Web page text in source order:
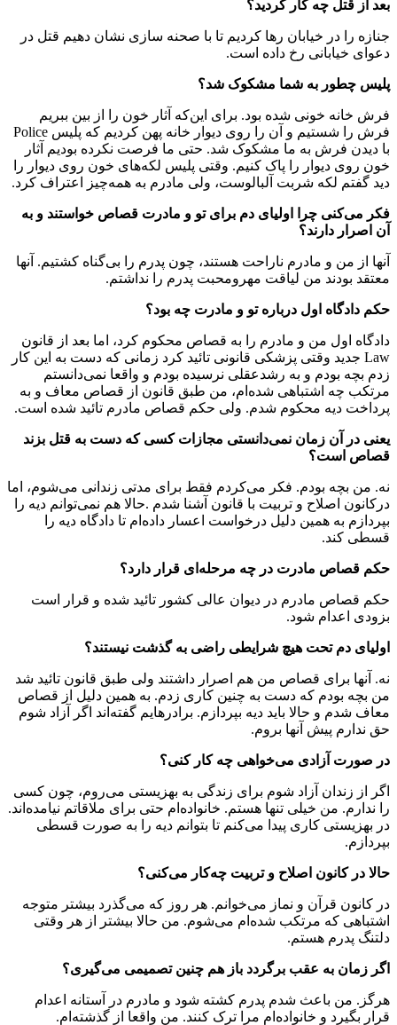
بعد از قتل چه کار کردید؟
جنازه را در خیابان رها کردیم تا با صحنه سازی نشان دهیم قتل در
دعوای خیابانی رخ داده است.
پلیس چطور به شما مشکوک شد؟
فرش خانه خونی شده بود. برای این‌که آثار خون را از بین ببریم
فرش را شستیم و آن را روی دیوار خانه پهن کردیم که پلیس Police
با دیدن فرش به ما مشکوک شد. حتی ما فرصت نکرده بودیم آثار
خون روی دیوار را پاک کنیم. وقتی پلیس لکه‌های خون روی دیوار را
دید گفتم لکه شربت آلبالوست، ولی مادرم به همه‌چیز اعتراف کرد.
فکر می‌کنی چرا اولیای دم برای تو و مادرت قصاص خواستند و به
آن اصرار دارند؟
آنها از من و مادرم ناراحت هستند، چون پدرم را بی‌گناه کشتیم. آنها
معتقد بودند من لیاقت مهرومحبت پدرم را نداشتم.
حکم دادگاه اول درباره تو و مادرت چه بود؟
دادگاه اول من و مادرم را به قصاص محکوم کرد، اما بعد از قانون
Law جدید وقتی پزشکی قانونی تائید کرد زمانی که دست به این کار
زدم بچه بودم و به رشدعقلی نرسیده بودم و واقعا نمی‌دانستم
مرتکب چه اشتباهی شده‌ام، من طبق قانون از قصاص معاف و به
پرداخت دیه محکوم شدم. ولی حکم قصاص مادرم تائید شده است.
یعنی در آن زمان نمی‌دانستی مجازات کسی که دست به قتل بزند
قصاص است؟
نه. من بچه بودم. فکر می‌کردم فقط برای مدتی زندانی می‌شوم، اما
درکانون اصلاح و تربیت با قانون آشنا شدم .حالا هم نمی‌توانم دیه را
بپردازم به همین دلیل درخواست اعسار داده‌ام تا دادگاه دیه را
قسطی کند.
حکم قصاص مادرت در چه مرحله‌ای قرار دارد؟
حکم قصاص مادرم در دیوان عالی کشور تائید شده و قرار است
بزودی اعدام شود.
اولیای دم تحت هیچ شرایطی راضی به گذشت نیستند؟
نه. آنها برای قصاص من هم اصرار داشتند ولی طبق قانون تائید شد
من بچه بودم که دست به چنین کاری زدم. به همین دلیل از قصاص
معاف شدم و حالا باید دیه بپردازم. برادرهایم گفته‌اند اگر آزاد شوم
حق ندارم پیش آنها بروم.
در صورت آزادی می‌خواهی چه کار کنی؟
اگر از زندان آزاد شوم برای زندگی به بهزیستی می‌روم، چون کسی
را ندارم. من خیلی تنها هستم. خانواده‌ام حتی برای ملاقاتم نیامده‌اند.
در بهزیستی کاری پیدا می‌کنم تا بتوانم دیه را به صورت قسطی
بپردازم.
حالا در کانون اصلاح و تربیت چه‌کار می‌کنی؟
در کانون قرآن و نماز می‌خوانم‌. هر روز که می‌گذرد بیشتر متوجه
اشتباهی که مرتکب شده‌ام می‌شوم. من حالا بیشتر از هر وقتی
دلتنگ پدرم هستم.
اگر زمان به عقب برگردد باز هم چنین تصمیمی می‌گیری؟
هرگز. من باعث شدم پدرم کشته شود و مادرم در آستانه اعدام
قرار بگیرد و خانواده‌ام مرا ترک کنند. من واقعا از گذشته‌ام.